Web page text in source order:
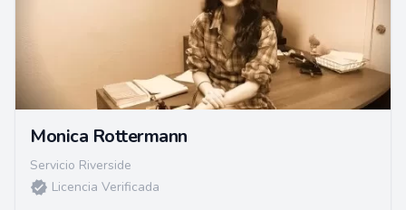
Monica Rottermann
Servicio Riverside
Licencia Verificada